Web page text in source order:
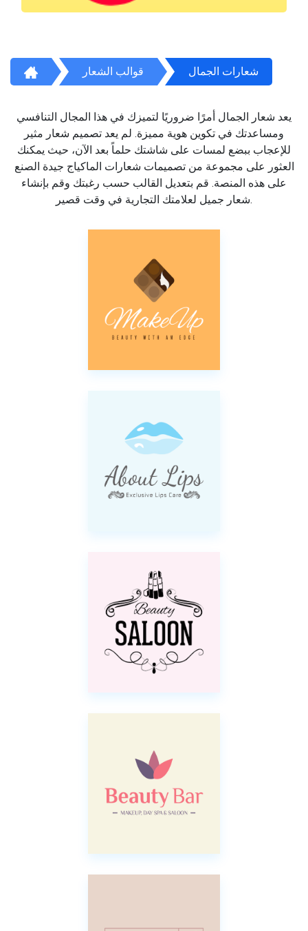
قوالب الشعار شعارات الجمال
يعد شعار الجمال أمرًا ضروريًا لتميزك في هذا المجال التنافسي
ومساعدتك في تكوين هوية مميزة. لم يعد تصميم شعار مثير
للإعجاب ببضع لمسات على شاشتك حلماً بعد الآن، حيث يمكنك
العثور على مجموعة من تصميمات شعارات الماكياج جيدة الصنع
على هذه المنصة. قم بتعديل القالب حسب رغبتك وقم بإنشاء
شعار جميل لعلامتك التجارية في وقت قصير.